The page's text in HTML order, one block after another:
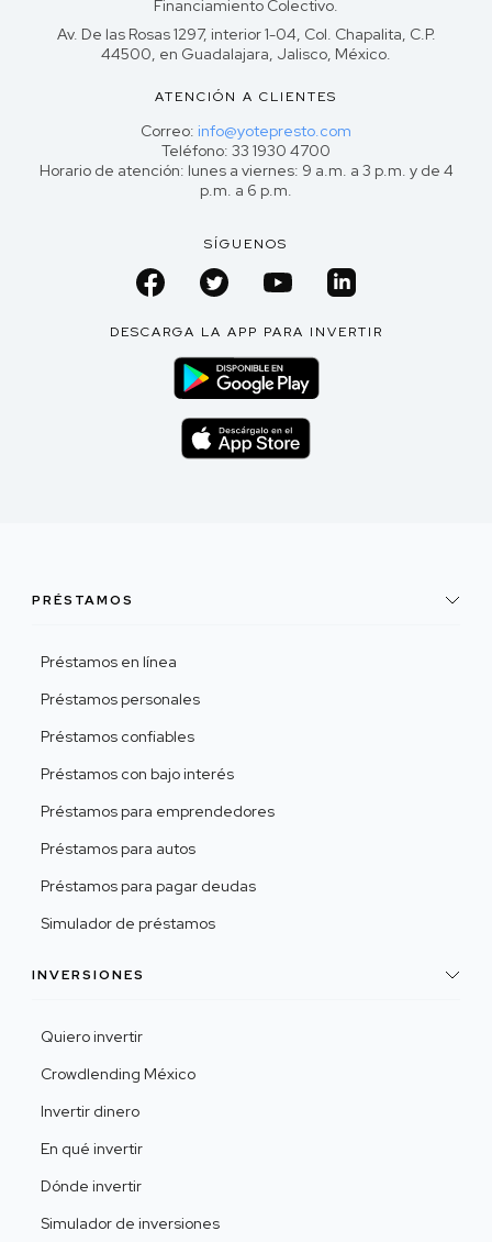
Financiamiento Colectivo.
Av. De las Rosas 1297, interior 1-04, Col. Chapalita, C.P.
44500, en Guadalajara, Jalisco, México.
ATENCIÓN A CLIENTES
Correo: info@yotepresto.com
Teléfono: 33 1930 4700
Horario de atención: lunes a viernes: 9 a.m. a 3 p.m. y de 4
p.m. a 6 p.m.
SÍGUENOS
DESCARGA LA APP PARA INVERTIR
PRÉSTAMOS
Préstamos en línea
Préstamos personales
Préstamos confiables
Préstamos con bajo interés
Préstamos para emprendedores
Préstamos para autos
Préstamos para pagar deudas
Simulador de préstamos
INVERSIONES
Quiero invertir
Crowdlending México
Invertir dinero
En qué invertir
Dónde invertir
Simulador de inversiones